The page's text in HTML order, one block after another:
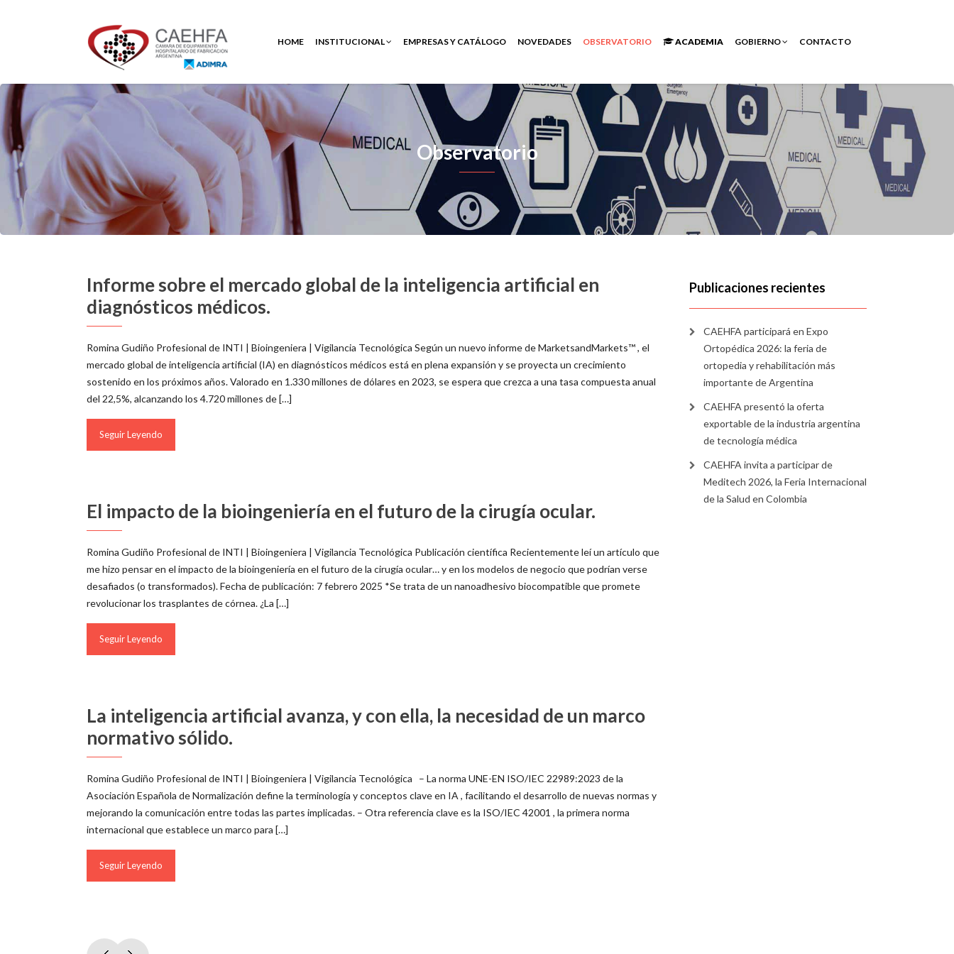
HOME INSTITUCIONAL EMPRESAS Y CATÁLOGO NOVEDADES OBSERVATORIO ACADEMIA GOBIERNO CONTACTO
Observatorio
Informe sobre el mercado global de la inteligencia artificial en
diagnósticos médicos.
Romina Gudiño Profesional de INTI | Bioingeniera | Vigilancia Tecnológica Según un nuevo informe de MarketsandMarkets™ , el
mercado global de inteligencia artificial (IA) en diagnósticos médicos está en plena expansión y se proyecta un crecimiento
sostenido en los próximos años. Valorado en 1.330 millones de dólares en 2023, se espera que crezca a una tasa compuesta anual
del 22,5%, alcanzando los 4.720 millones de […]
Seguir Leyendo
El impacto de la bioingeniería en el futuro de la cirugía ocular.
Romina Gudiño Profesional de INTI | Bioingeniera | Vigilancia Tecnológica Publicación científica Recientemente leí un artículo que
me hizo pensar en el impacto de la bioingeniería en el futuro de la cirugía ocular… y en los modelos de negocio que podrían verse
desafiados (o transformados). Fecha de publicación: 7 febrero 2025 *Se trata de un nanoadhesivo biocompatible que promete
revolucionar los trasplantes de córnea. ¿La […]
Seguir Leyendo
La inteligencia artificial avanza, y con ella, la necesidad de un marco
normativo sólido.
Romina Gudiño Profesional de INTI | Bioingeniera | Vigilancia Tecnológica – La norma UNE-EN ISO/IEC 22989:2023 de la
Asociación Española de Normalización define la terminología y conceptos clave en IA , facilitando el desarrollo de nuevas normas y
mejorando la comunicación entre todas las partes implicadas. – Otra referencia clave es la ISO/IEC 42001 , la primera norma
internacional que establece un marco para […]
Seguir Leyendo
Publicaciones recientes
CAEHFA participará en Expo
Ortopédica 2026: la feria de
ortopedia y rehabilitación más
importante de Argentina
CAEHFA presentó la oferta
exportable de la industria argentina
de tecnología médica
CAEHFA invita a participar de
Meditech 2026, la Feria Internacional
de la Salud en Colombia